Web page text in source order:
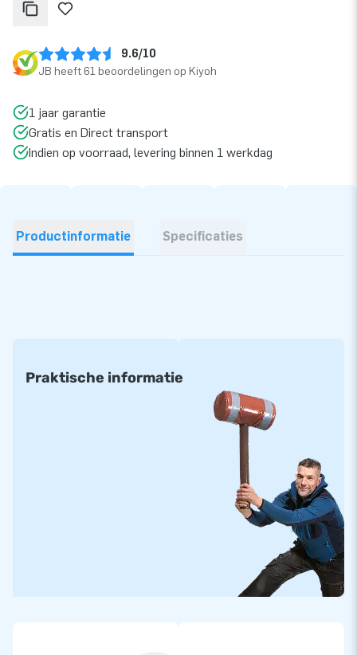
9.6/10
JB heeft 61 beoordelingen op Kiyoh
1 jaar garantie
Gratis en Direct transport
Indien op voorraad, levering binnen 1 werkdag
Productinformatie Specificaties
Praktische informatie